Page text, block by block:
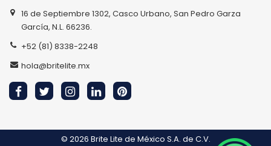
16 de Septiembre 1302, Casco Urbano, San Pedro Garza
García, N.L. 66236.
+52 (81) 8338-2248
hola@britelite.mx
© 2026 Brite Lite de México S.A. de C.V.